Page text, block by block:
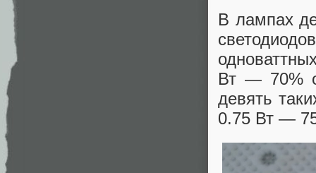
В лампах
Вт — 70%
девять
0.75 Вт —